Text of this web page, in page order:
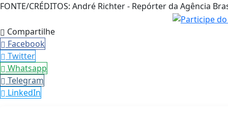
FONTE/CRÉDITOS: André Richter - Repórter da Agência
Compartilhe
Facebook
Twitter
Whatsapp
Telegram
LinkedIn